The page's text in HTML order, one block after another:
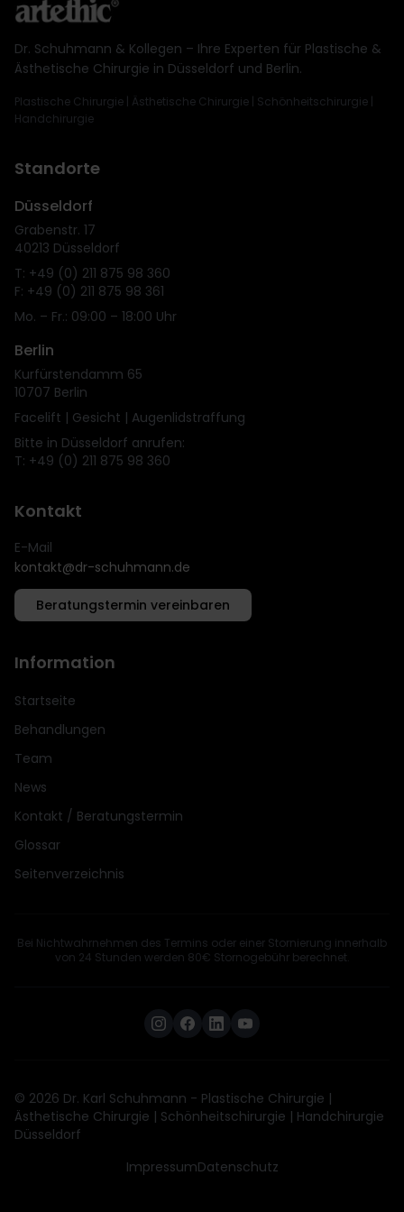
Dr. Schuhmann & Kollegen – Ihre Experten für Plastische &
Ästhetische Chirurgie in Düsseldorf und Berlin.
Plastische Chirurgie | Ästhetische Chirurgie | Schönheitschirurgie |
Handchirurgie
Standorte
Düsseldorf
Grabenstr. 17
40213 Düsseldorf
T: +49 (0) 211 875 98 360
F: +49 (0) 211 875 98 361
Mo. – Fr.: 09:00 – 18:00 Uhr
Berlin
Kurfürstendamm 65
10707 Berlin
Facelift | Gesicht | Augenlidstraffung
Bitte in Düsseldorf anrufen:
T: +49 (0) 211 875 98 360
Kontakt
E-Mail
kontakt@dr-schuhmann.de
Beratungstermin vereinbaren
Information
Startseite
Behandlungen
Team
News
Kontakt / Beratungstermin
Glossar
Seitenverzeichnis
Bei Nichtwahrnehmen des Termins oder einer Stornierung innerhalb
von 24 Stunden werden 80€ Stornogebühr berechnet.
© 2026 Dr. Karl Schuhmann - Plastische Chirurgie |
Ästhetische Chirurgie | Schönheitschirurgie | Handchirurgie
Düsseldorf
ImpressumDatenschutz